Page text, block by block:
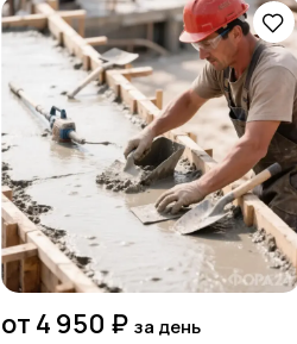
от 4 950 ₽ за день